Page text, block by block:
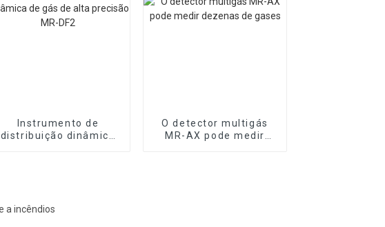
Instrumento de
distribuição dinâmica
O detector multigás
MR-AX pode medir